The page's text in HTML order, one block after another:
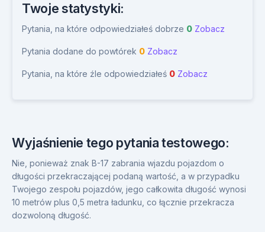
Twoje statystyki:
Pytania, na które odpowiedziałeś dobrze 0 Zobacz
Pytania dodane do powtórek 0 Zobacz
Pytania, na które źle odpowiedziałeś 0 Zobacz
Wyjaśnienie tego pytania testowego:
Nie, ponieważ znak B-17 zabrania wjazdu pojazdom o
długości przekraczającej podaną wartość, a w przypadku
Twojego zespołu pojazdów, jego całkowita długość wynosi
10 metrów plus 0,5 metra ładunku, co łącznie przekracza
dozwoloną długość.